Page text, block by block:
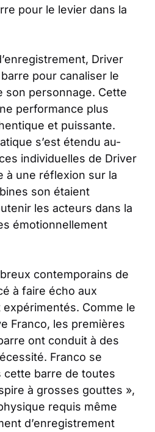
pour le levier dans la
Driver
pour canaliser le
son personnage. Cette
performance plus
et puissante.
s’est étendu au-
individuelles de Driver
à une réflexion sur la
son étaient
les acteurs dans la
émotionnellement
contemporains de
à faire écho aux
expérimentés. Comme le
Franco, les premières
ont conduit à des
Franco se
cette barre de toutes
à grosses gouttes »,
requis même
d’enregistrement